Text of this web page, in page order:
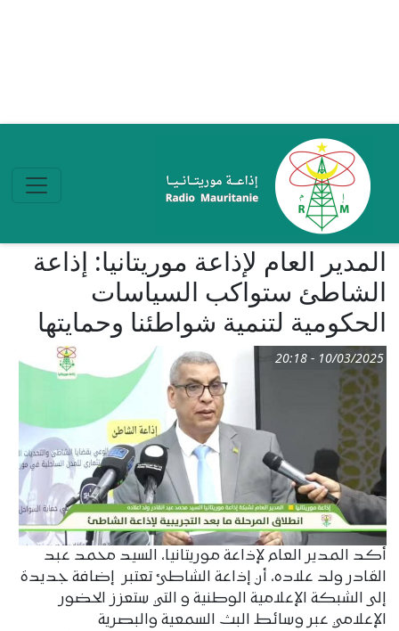
المدير العام لإذاعة موريتانيا: إذاعة
الشاطئ ستواكب السياسات
الحكومية لتنمية شواطئنا وحمايتها
10/03/2025 - 20:18
أكد المدير العام لإذاعة موريتانيا، السيد محمد عبد
القادر ولد علاده، أن إذاعة الشاطئ تعتبر إضافة جديدة
إلى الشبكة الإعلامية الوطنية و التي ستعزز الحضور
الإعلامي عبر وسائط البث السمعية والبصرية